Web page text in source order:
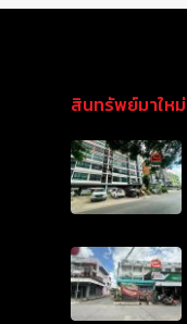
สินทรัพย์มาใหม่